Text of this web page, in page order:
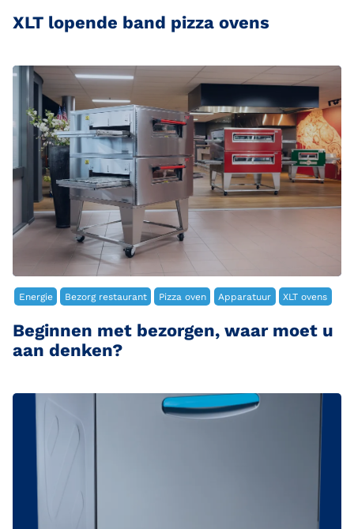
XLT lopende band pizza ovens
Energie Bezorg restaurant Pizza oven Apparatuur XLT ovens
Beginnen met bezorgen, waar moet u
aan denken?